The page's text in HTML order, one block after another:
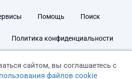
Помощь Поиск
Политика конфиденциальности
сайтом, вы соглашаетесь с
файлов cookie